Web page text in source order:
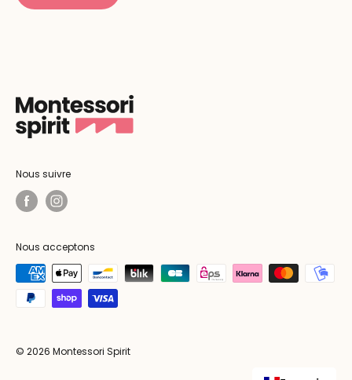
Nous suivre
Nous acceptons
© 2026 Montessori Spirit